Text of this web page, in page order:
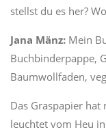
stellst du es her?
Jana Mänz: Mein
Buchbinderpappe,
Baumwollfaden,
Das Graspapier
leuchtet vom Heu